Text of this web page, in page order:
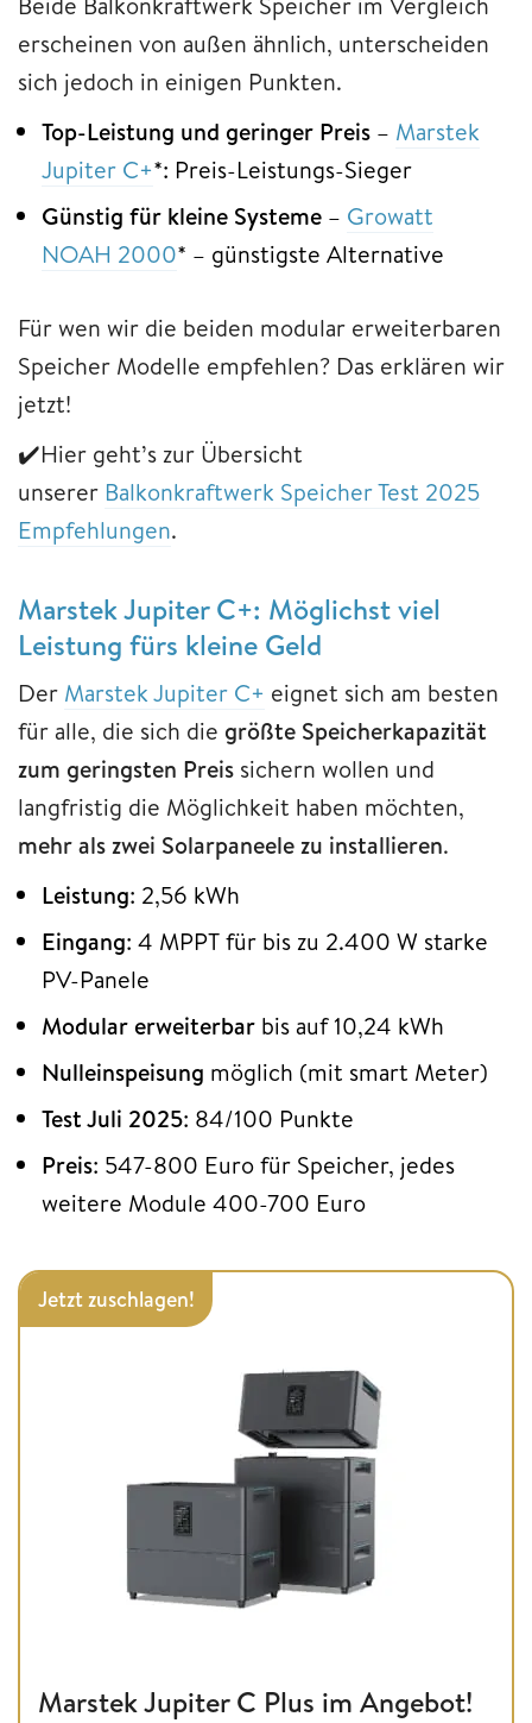
erscheinen von außen ähnlich, unterscheiden
sich jedoch in einigen Punkten.
Top-Leistung und geringer Preis – Marstek
Jupiter C+*: Preis-Leistungs-Sieger
Günstig für kleine Systeme – Growatt
NOAH 2000* – günstigste Alternative
Für wen wir die beiden modular erweiterbaren
Speicher Modelle empfehlen? Das erklären wir
jetzt!
✔️Hier geht’s zur Übersicht
unserer Balkonkraftwerk Speicher Test 2025
Empfehlungen.
Marstek Jupiter C+: Möglichst viel
Leistung fürs kleine Geld
Der Marstek Jupiter C+ eignet sich am besten
für alle, die sich die größte Speicherkapazität
zum geringsten Preis sichern wollen und
langfristig die Möglichkeit haben möchten,
mehr als zwei Solarpaneele zu installieren.
Leistung: 2,56 kWh
Eingang: 4 MPPT für bis zu 2.400 W starke
PV-Panele
Modular erweiterbar bis auf 10,24 kWh
Nulleinspeisung möglich (mit smart Meter)
Test Juli 2025: 84/100 Punkte
Preis: 547-800 Euro für Speicher, jedes
weitere Module 400-700 Euro
Jetzt zuschlagen!
Marstek Jupiter C Plus im Angebot!